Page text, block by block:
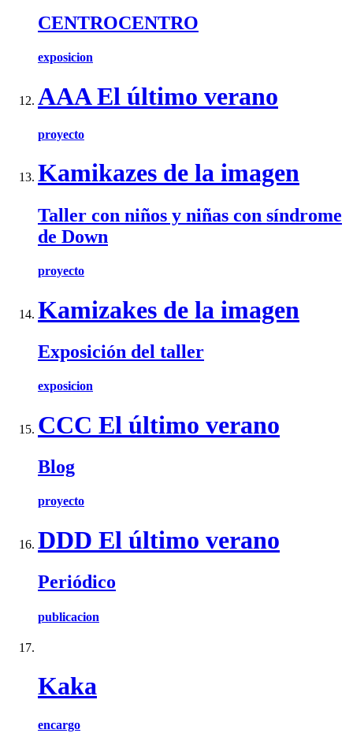
CENTROCENTRO
exposicion
AAA El último verano
proyecto
Kamikazes de la imagen
Taller con niños y niñas con síndrome
de Down
proyecto
Kamizakes de la imagen
Exposición del taller
exposicion
CCC El último verano
Blog
proyecto
DDD El último verano
Periódico
publicacion
Kaka
encargo